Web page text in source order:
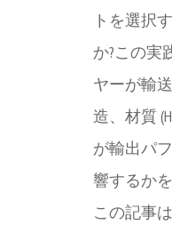
トを選択
か?この実
ヤーが輸
造、材質
が輸出パ
響するか
この記事